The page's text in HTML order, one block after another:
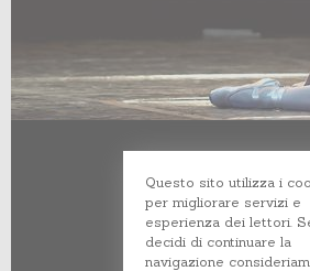
Questo sito utilizza i
per migliorare servizi e
esperienza dei lettori.
decidi di continuare la
navigazione